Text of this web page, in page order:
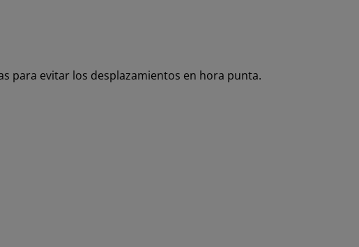
para evitar los desplazamientos en hora punta.